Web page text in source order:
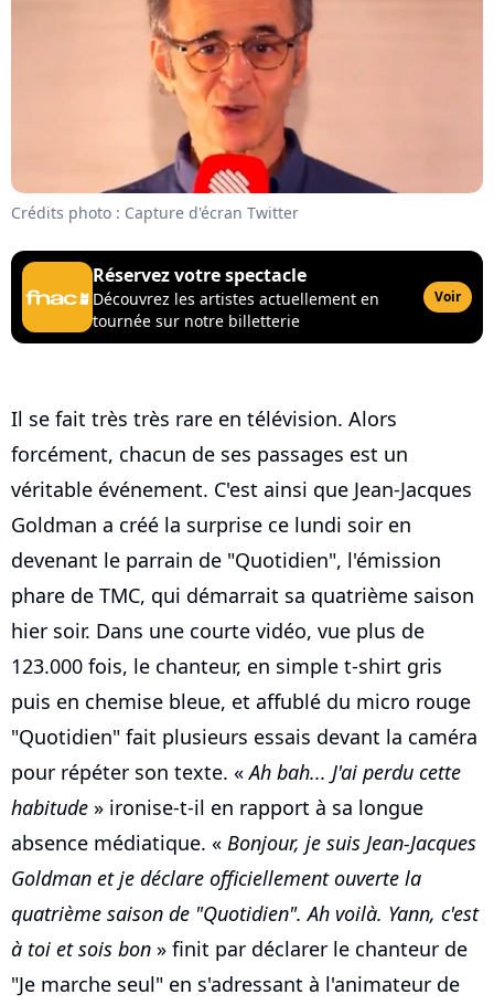
Crédits photo : Capture d'écran Twitter
Réservez votre spectacle
Découvrez les artistes actuellement en
tournée sur notre billetterie
Voir
Il se fait très très rare en télévision. Alors
forcément, chacun de ses passages est un
véritable événement. C'est ainsi que Jean-Jacques
Goldman a créé la surprise ce lundi soir en
devenant le parrain de "Quotidien", l'émission
phare de TMC, qui démarrait sa quatrième saison
hier soir. Dans une courte vidéo, vue plus de
123.000 fois, le chanteur, en simple t-shirt gris
puis en chemise bleue, et affublé du micro rouge
"Quotidien" fait plusieurs essais devant la caméra
pour répéter son texte. «Ah bah... J'ai perdu cette
habitude » ironise-t-il en rapport à sa longue
absence médiatique. « Bonjour, je suis Jean-Jacques
Goldman et je déclare officiellement ouverte la
quatrième saison de "Quotidien". Ah voilà. Yann, c'est
à toi et sois bon » finit par déclarer le chanteur de
"Je marche seul" en s'adressant à l'animateur de